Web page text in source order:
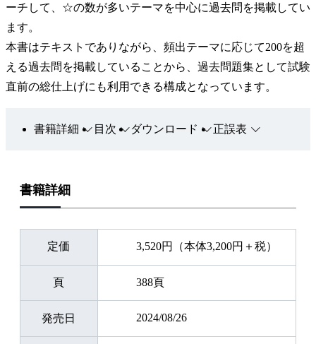
ーチして、☆の数が多いテーマを中心に過去問を掲載してい
ます。
本書はテキストでありながら、頻出テーマに応じて200を超
える過去問を掲載していることから、過去問題集として試験
直前の総仕上げにも利用できる構成となっています。
書籍詳細 目次 ダウンロード 正誤表
書籍詳細
定価 3,520円（本体3,200円＋税）
頁 388頁
発売日 2024/08/26